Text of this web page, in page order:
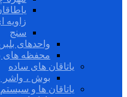
زاویه
سنج
واحدهای
محفظه های
یاتاقان های ساده
بوش ، واشر
یاتاقان ها و